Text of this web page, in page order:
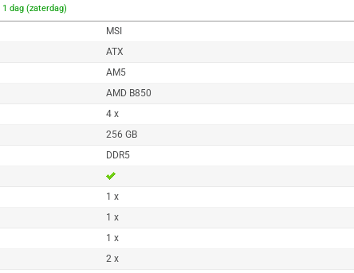
1 dag (zaterdag)
MSI
ATX
AM5
AMD B850
4 x
256 GB
DDR5
1 x
1 x
1 x
2 x